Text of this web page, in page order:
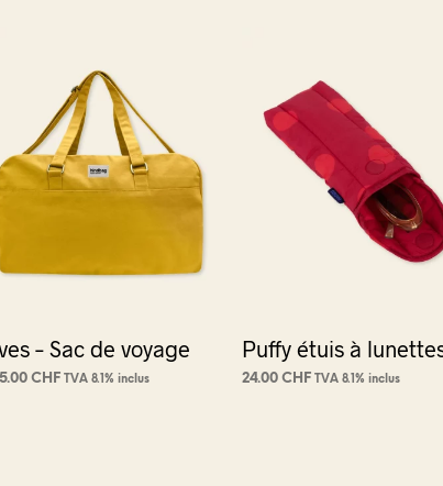
– Sac de voyage
CHF TVA 8.1% inclus
Puffy étuis à
24.00 CHF TVA 8.1% inclus